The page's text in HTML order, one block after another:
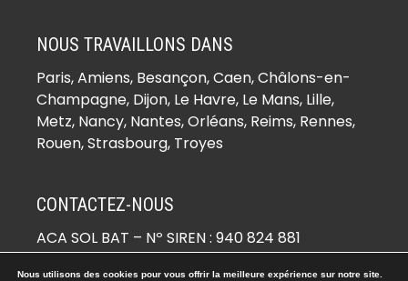
Béton imprimé Béthemont-la-Forêt
Béton imprimé Bezons (95870)
Béton imprimé Boisemont (95000)
Béton imprimé Boissy-l’Aillerie
(95500)
Béton imprimé Bouffémont (95570)
Béton imprimé Bouqueval (95720)
NOUS TRAVAILLONS DANS
Paris,Amiens, Besançon, Caen, Châlons-en-
Champagne, Dijon, Le Havre, Le Mans, Lille,
Metz, Nancy, Nantes, Orléans, Reims, Rennes,
Rouen, Strasbourg, Troyes
CONTACTEZ-NOUS
ACA SOL BAT – Nº SIREN : 940 824 881
☏ 06 21 18 01 68
Nous utilisons des cookies pour vous offrir la meilleure expérience sur notre site.